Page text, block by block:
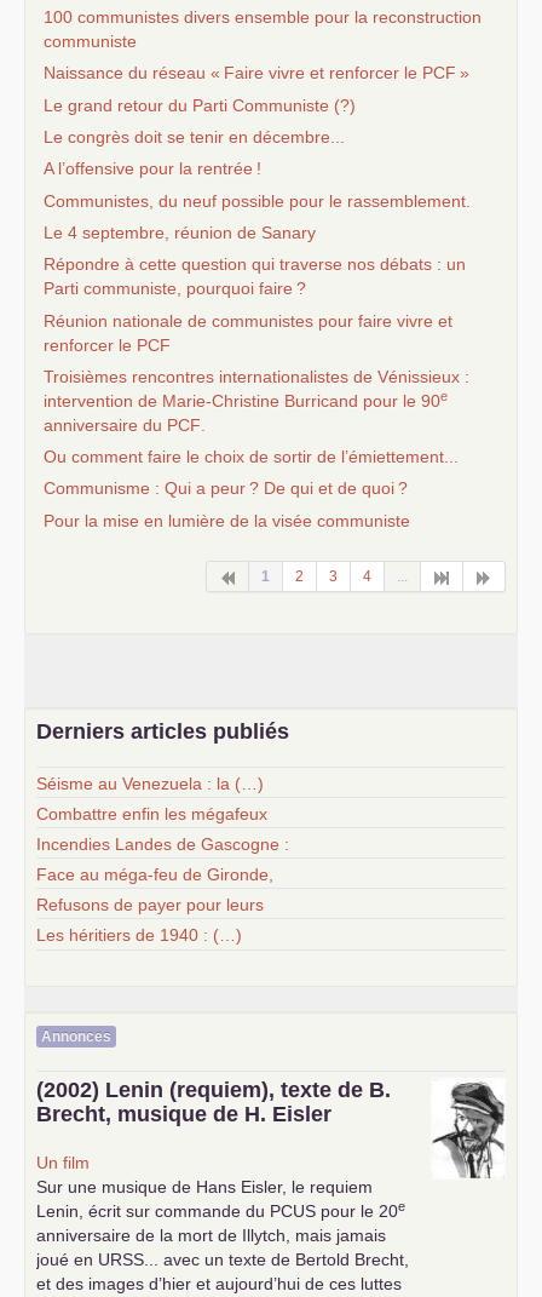
100 communistes divers ensemble pour la reconstruction
communiste
Naissance du réseau « Faire vivre et renforcer le PCF »
Le grand retour du Parti Communiste (?)
Le congrès doit se tenir en décembre...
A l’offensive pour la rentrée !
Communistes, du neuf possible pour le rassemblement.
Le 4 septembre, réunion de Sanary
Répondre à cette question qui traverse nos débats : un
Parti communiste, pourquoi faire ?
Réunion nationale de communistes pour faire vivre et
renforcer le PCF
Troisièmes rencontres internationalistes de Vénissieux :
intervention de Marie-Christine Burricand pour le 90e
anniversaire du PCF.
Ou comment faire le choix de sortir de l’émiettement...
Communisme : Qui a peur? De qui et de quoi?
Pour la mise en lumière de la visée communiste
1 2 3 4 ...
Derniers articles publiés
Séisme au Venezuela : la (…)
Combattre enfin les mégafeux
Incendies Landes de Gascogne :
Face au méga-feu de Gironde,
Refusons de payer pour leurs
Les héritiers de 1940 : (…)
Annonces
(2002) Lenin (requiem), texte de B.
Brecht, musique de H. Eisler
Un film
Sur une musique de Hans Eisler, le requiem
Lenin, écrit sur commande du PCUS pour le 20e
anniversaire de la mort de Illytch, mais jamais
joué en URSS... avec un texte de Bertold Brecht,
et des images d’hier et aujourd’hui de ces luttes